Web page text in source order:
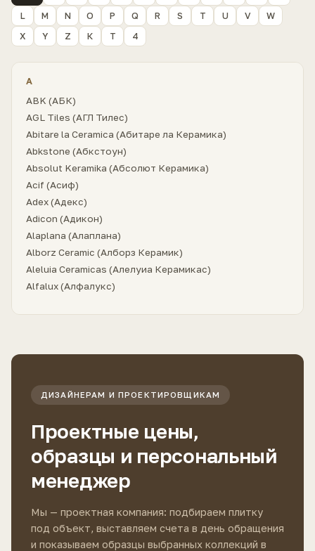
L
M N O P Q R S T U V
W
X
Y Z К Т 4
A
ABK (АБК)
AGL Tiles (АГЛ Тилес)
Abitare la Ceramica (Абитаре ла Керамика)
Abkstone (Абкстоун)
Absolut Keramika (Абсолют Керамика)
Acif (Асиф)
Adex (Адекс)
Adicon (Адикон)
Alaplana (Алаплана)
Alborz Ceramic (Алборз Керамик)
Aleluia Ceramicas (Алелуиа Керамикас)
Alfalux (Алфалукс)
ДИЗАЙНЕРАМ И ПРОЕКТИРОВЩИКАМ
Проектные цены,
образцы и персональный
менеджер
Мы — проектная компания: подбираем плитку
под объект, выставляем счета в день обращения
и показываем образцы выбранных коллекций в